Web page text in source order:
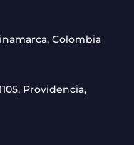
Colombia
Providencia,